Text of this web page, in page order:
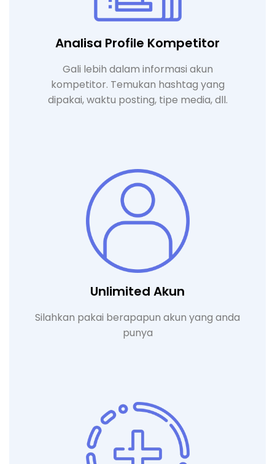
Analisa Profile Kompetitor
Gali lebih dalam informasi akun
kompetitor. Temukan hashtag yang
dipakai, waktu posting, tipe media, dll.
Unlimited Akun
Silahkan pakai berapapun akun yang anda
punya